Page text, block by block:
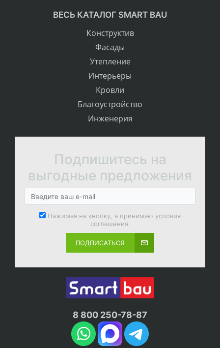
ВЕСЬ КАТАЛОГ SMART BAU
Конструктив
Фасады
Утепление
Интерьеры
Кровли
Благоустройство
Инженерия
Подпишитесь на
выгодные предложения
Нажимая на кнопку, я принимаю условия
соглашения.
ПОДПИСАТЬСЯ
8 800 250-78-87